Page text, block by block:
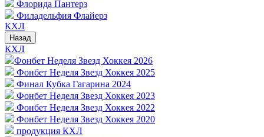
Флорида Пантерз
Филадельфия Флайерз
КХЛ
Назад
КХЛ
Фонбет Неделя Звезд Хоккея 2026
Фонбет Неделя Звезд Хоккея 2025
Финал Кубка Гагарина 2024
Фонбет Неделя Звезд Хоккея 2023
Фонбет Неделя Звезд Хоккея 2022
Фонбет Неделя Звезд Хоккея 2020
продукция КХЛ